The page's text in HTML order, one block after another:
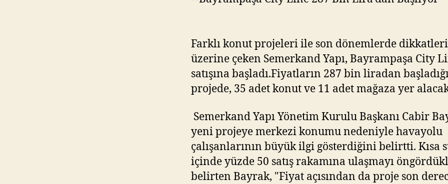
Farklı konut projeleri ile son dönemlerde dikkatleri
üzerine çeken Semerkand Yapı, Bayrampaşa City
satışına başladı.Fiyatların 287 bin liradan
projede, 35 adet konut ve 11 adet mağaza yer
Semerkand Yapı Yönetim Kurulu Başkanı Cabir
yeni projeye merkezi konumu nedeniyle havayolu
çalışanlarının büyük ilgi gösterdiğini belirtti. Kısa
içinde yüzde 50 satış rakamına ulaşmayı
belirten Bayrak, "Fiyat açısından da proje son